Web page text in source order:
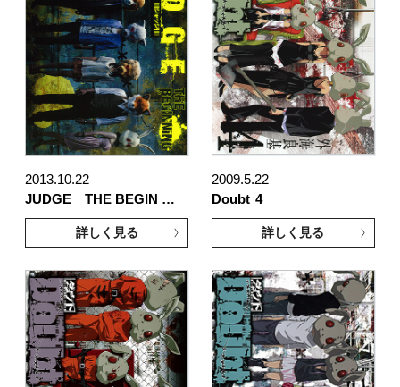
2013.10.22
JUDGE THE BEGIN …
詳しく見る
2009.5.22
Doubt 4
詳しく見る